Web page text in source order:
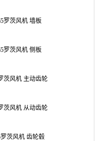
罗茨风机 墙板
罗茨风机 侧板
茨风机 主动齿轮
ARB50罗茨风机丨ARB65罗茨风机 从动齿轮
茨风机 齿轮毂